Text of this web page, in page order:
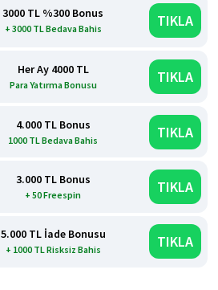
3000 TL %300 Bonus
+ 3000 TL Bedava Bahis TIKLA
Her Ay 4000 TL
Para Yatırma Bonusu TIKLA
4.000 TL Bonus
1000 TL Bedava Bahis TIKLA
3.000 TL Bonus
+ 50 Freespin TIKLA
5.000 TL İade Bonusu
+ 1000 TL Risksiz Bahis TIKLA